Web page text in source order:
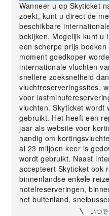
Wanneer u op Skyticket
zoekt, kunt u direct de
beschikbare
bekijken. Mogelijk kunt u
een scherpe prijs
moment goedkoper
internationale vluchten
snellere zoeksnelheid
vluchtreserveringssites,
voor
vluchten. Skyticket wordt
gebruikt. Het heeft een
jaar als website voor
handig om
al 23 miljoen keer is
wordt gebruikt. Naast
accepteert Skyticket ook
binnenlandse enkele
hotelreserveringen,
het buitenland,